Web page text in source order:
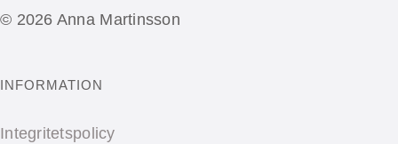
© 2026 Anna Martinsson
INFORMATION
Integritetspolicy